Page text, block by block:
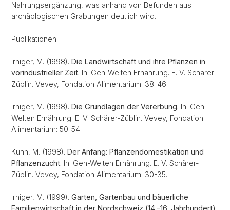
Nahrungsergänzung, was anhand von Befunden aus
archäologischen Grabungen deutlich wird.
Publikationen:
Irniger, M. (1998). Die Landwirtschaft und ihre Pflanzen in
vorindustrieller Zeit. In: Gen-Welten Ernährung. E. V. Schärer-
Züblin. Vevey, Fondation Alimentarium: 38-46.
Irniger, M. (1998). Die Grundlagen der Vererbung. In: Gen-
Welten Ernährung. E. V. Schärer-Züblin. Vevey, Fondation
Alimentarium: 50-54.
Kühn, M. (1998). Der Anfang: Pflanzendomestikation und
Pflanzenzucht. In: Gen-Welten Ernährung. E. V. Schärer-
Züblin. Vevey, Fondation Alimentarium: 30-35.
Irniger, M. (1999). Garten, Gartenbau und bäuerliche
Familienwirtschaft in der Nordschweiz (14.-16. Jahrhundert).